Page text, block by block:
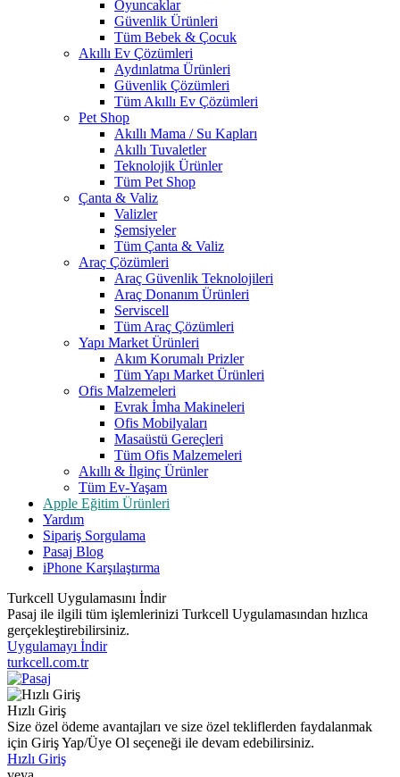
Oyuncaklar
Güvenlik Ürünleri
Tüm Bebek & Çocuk
Akıllı Ev Çözümleri
Aydınlatma Ürünleri
Güvenlik Çözümleri
Tüm Akıllı Ev Çözümleri
Pet Shop
Akıllı Mama / Su Kapları
Akıllı Tuvaletler
Teknolojik Ürünler
Tüm Pet Shop
Çanta & Valiz
Valizler
Şemsiyeler
Tüm Çanta & Valiz
Araç Çözümleri
Araç Güvenlik Teknolojileri
Araç Donanım Ürünleri
Serviscell
Tüm Araç Çözümleri
Yapı Market Ürünleri
Akım Korumalı Prizler
Tüm Yapı Market Ürünleri
Ofis Malzemeleri
Evrak İmha Makineleri
Ofis Mobilyaları
Masaüstü Gereçleri
Tüm Ofis Malzemeleri
Akıllı & İlginç Ürünler
Tüm Ev-Yaşam
Apple Eğitim Ürünleri
Yardım
Sipariş Sorgulama
Pasaj Blog
iPhone Karşılaştırma
Turkcell Uygulamasını İndir
Pasaj ile ilgili tüm işlemlerinizi Turkcell Uygulamasından hızlıca
gerçekleştirebilirsiniz.
Uygulamayı İndir
turkcell.com.tr
Hızlı Giriş
Size özel ödeme avantajları ve size özel tekliflerden faydalanmak
için Giriş Yap/Üye Ol seçeneği ile devam edebilirsiniz.
Hızlı Giriş